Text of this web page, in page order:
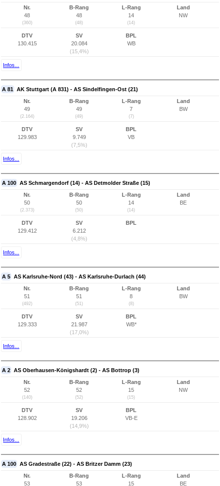
Nr.
48
(360)
B-Rang
48
(48)
L-Rang
14
(14)
Land
NW
DTV
130.415
SV
20.084
(15,4%)
BPL
WB
Infos...
A 81 AK Stuttgart (A 831) - AS Sindelfingen-Ost (21)
Nr.
49
(2.164)
B-Rang
49
(49)
L-Rang
7
(7)
Land
BW
DTV
129.983
SV
9.749
(7,5%)
BPL
VB
Infos...
A 100 AS Schmargendorf (14) - AS Detmolder Straße (15)
Nr.
50
(2.373)
B-Rang
50
(50)
L-Rang
14
(14)
Land
BE
DTV
129.412
SV
6.212
(4,8%)
BPL
Infos...
A 5 AS Karlsruhe-Nord (43) - AS Karlsruhe-Durlach (44)
Nr.
51
(492)
B-Rang
51
(51)
L-Rang
8
(8)
Land
BW
DTV
129.333
SV
21.987
(17,0%)
BPL
WB*
Infos...
A 2 AS Oberhausen-Königshardt (2) - AS Bottrop (3)
Nr.
52
(140)
B-Rang
52
(52)
L-Rang
15
(15)
Land
NW
DTV
128.902
SV
19.206
(14,9%)
BPL
VB-E
Infos...
A 100 AS Gradestraße (22) - AS Britzer Damm (23)
Nr.
53
B-Rang
53
L-Rang
15
Land
BE